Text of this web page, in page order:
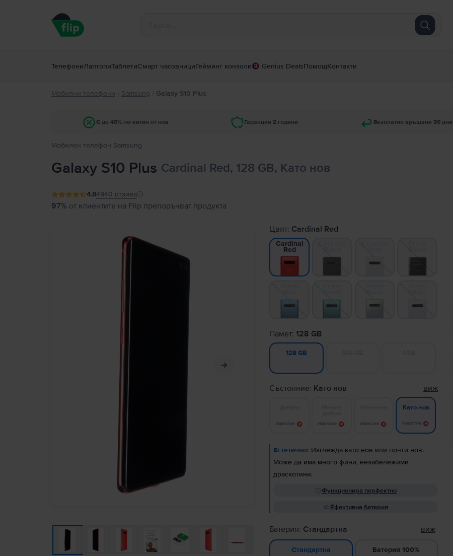
ТелефониЛаптопиТаблетиСмарт часовнициГейминг конзоли Genius DealsПомощКонтакти
Мобилни телефони / Samsung / Galaxy S10 Plus
С до 40% по-евтин от нов Гаранция 2 години Безплатно връщане 30 дни
Мобилен телефон Samsung
Galaxy S10 Plus Cardinal Red, 128 GB, Като нов
4.84940 отзива
97% от клиентите на Flip препоръчват продукта
Цвят: Cardinal Red
Cardinal
Red
Памет: 128 GB
128 GB
Състояние: Като нов виж
Известие Известие Известие
Като нов
Известие
Естетично: Изглежда като нов или почти нов.
Може да има много фини, незабележими
драскотини.
Функционира перфектно
Ефективна батерия
Батерия: Стандартна виж
Стандартна
Батерия 100%